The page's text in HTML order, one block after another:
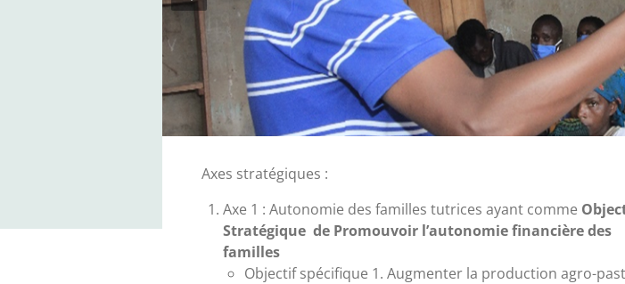
Axes stratégiques :
Axe 1 : Autonomie des familles tutrices ayant comme
Stratégique de Promouvoir l’autonomie financière des
familles
Objectif spécifique 1. Augmenter la production agro-